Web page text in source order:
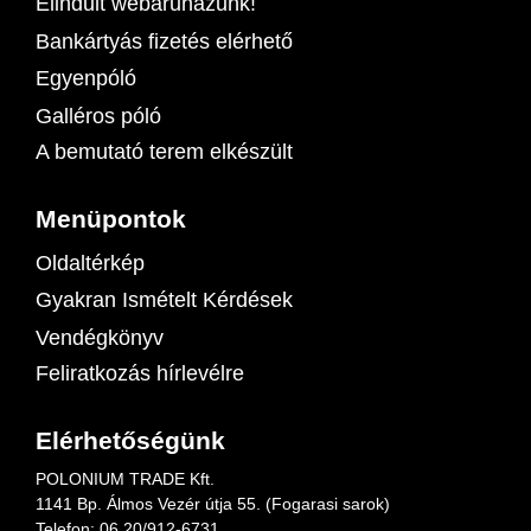
Bankártyás fizetés elérhető
Egyenpóló
Galléros póló
A bemutató terem elkészült
Menüpontok
Oldaltérkép
Gyakran Ismételt Kérdések
Vendégkönyv
Feliratkozás hírlevélre
Elérhetőségünk
POLONIUM TRADE Kft.
1141 Bp. Álmos Vezér útja 55. (Fogarasi sarok)